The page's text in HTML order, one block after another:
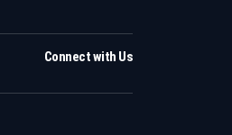
Connect with Us